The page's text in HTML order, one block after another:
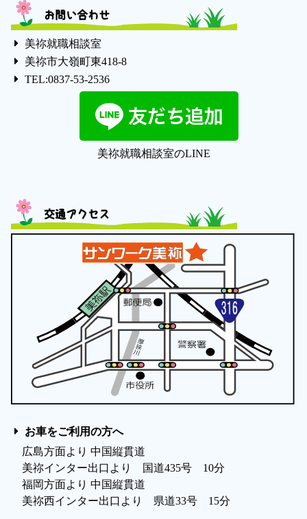
お問い合わせ
美祢就職相談室
美祢市大嶺町東418-8
TEL:0837-53-2536
美祢就職相談室のLINE
交通アクセス
お車をご利用の方へ
広島方面より 中国縦貫道
美祢インター出口より 国道435号 10分
福岡方面より 中国縦貫道
美祢西インター出口より 県道33号 15分